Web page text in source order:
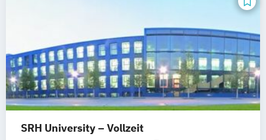
SRH University – Vollzeit